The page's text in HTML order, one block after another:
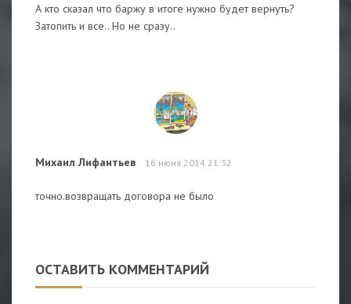
А кто сказал что баржу в итоге нужно будет вернуть?
Затопить и все.. Но не сразу..
Михаил Лифантьев 16 июня 2014 21:32
точно.возвращать договора не было
ОСТАВИТЬ КОММЕНТАРИЙ